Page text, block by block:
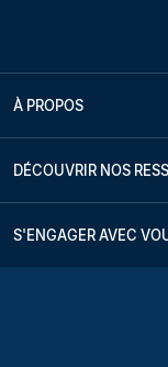
À PROPOS
DÉCOUVRIR NOS
S'ENGAGER AVEC